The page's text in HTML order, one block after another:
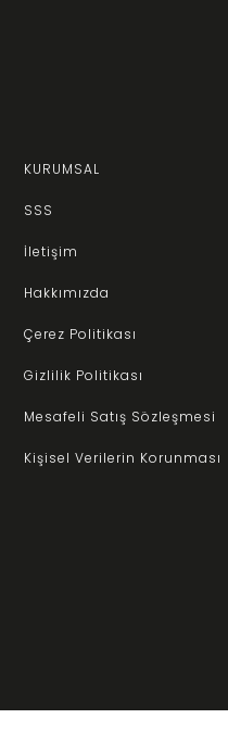
KURUMSAL
SSS
İletişim
Hakkımızda
Çerez Politikası
Gizlilik Politikası
Mesafeli Satış Sözleşmesi
Kişisel Verilerin Korunması